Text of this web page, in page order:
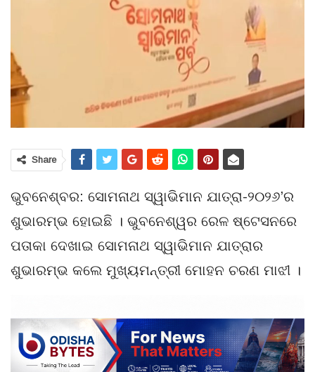
Share
ଭୁବନେଶ୍ବର: ସୋମନାଥ ସ୍ୱାଭିମାନ ଯାତ୍ରା-୨୦୨୬’ର
ଶୁଭାରମ୍ଭ ହୋଇଛି । ଭୁବନେଶ୍ୱର ରେଳ ଷ୍ଟେସନରେ
ପତାକା ଦେଖାଇ ସୋମନାଥ ସ୍ୱାଭିମାନ ଯାତ୍ରାର
ଶୁଭାରମ୍ଭ କଲେ ମୁଖ୍ୟମନ୍ତ୍ରୀ ମୋହନ ଚରଣ ମାଝୀ ।